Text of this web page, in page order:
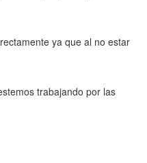
ya que al no estar
trabajando por las